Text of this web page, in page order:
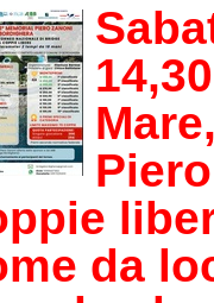
da